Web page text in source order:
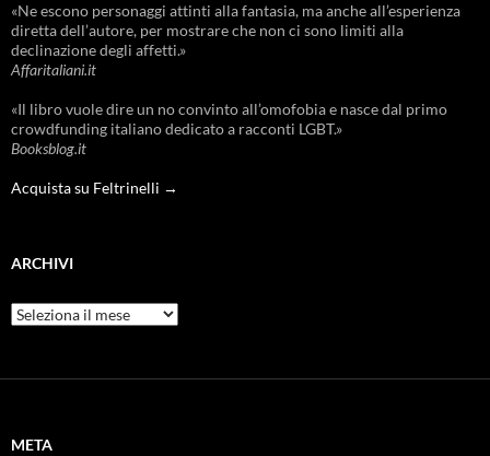
«Ne escono personaggi attinti alla fantasia, ma anche all’esperienza
diretta dell’autore, per mostrare che non ci sono limiti alla
declinazione degli affetti.»
Affaritaliani.it
«Il libro vuole dire un no convinto all’omofobia e nasce dal primo
crowdfunding italiano dedicato a racconti LGBT.»
Booksblog.it
Acquista su Feltrinelli →
ARCHIVI
Archivi
META